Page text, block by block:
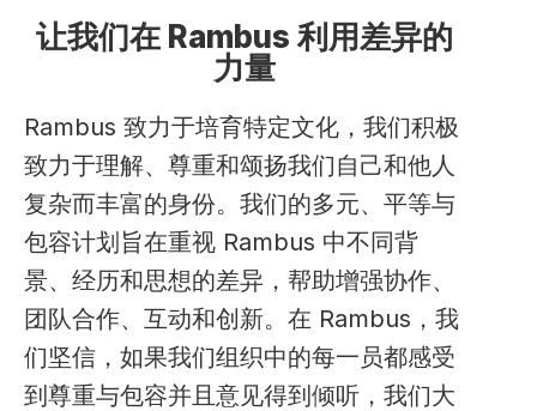
让我们在 Rambus 利用差异的
力量
Rambus 致力于培育特定文化，我们积极
致力于理解、尊重和颂扬我们自己和他人
复杂而丰富的身份。我们的多元、平等与
包容计划旨在重视 Rambus 中不同背
景、经历和思想的差异，帮助增强协作、
团队合作、互动和创新。在 Rambus，我
们坚信，如果我们组织中的每一员都感受
到尊重与包容并且意见得到倾听，我们大